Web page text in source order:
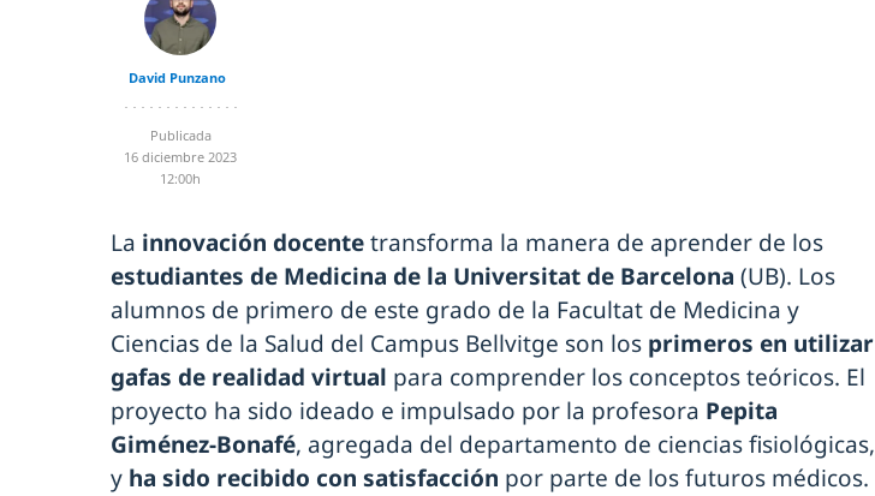
David Punzano
Publicada
16 diciembre 2023
12:00h
La innovación docentetransforma la manera de aprender de los
estudiantes de Medicina de la Universitat de Barcelona (UB). Los
alumnos de primero de este grado de la Facultat de Medicina y
Ciencias de la Salud del Campus Bellvitge son los primeros en utilizar
gafas de realidad virtual para comprender los conceptos teóricos. El
proyecto ha sido ideado e impulsado por la profesora Pepita
Giménez-Bonafé, agregada del departamento de ciencias fisiológicas,
y ha sido recibido con satisfacción por parte de los futuros médicos.